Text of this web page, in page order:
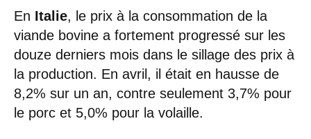
En Italie, le prix à la consommation de la
viande bovine a fortement progressé sur les
douze derniers mois dans le sillage des prix à
la production. En avril, il était en hausse de
8,2% sur un an, contre seulement 3,7% pour
le porc et 5,0% pour la volaille.